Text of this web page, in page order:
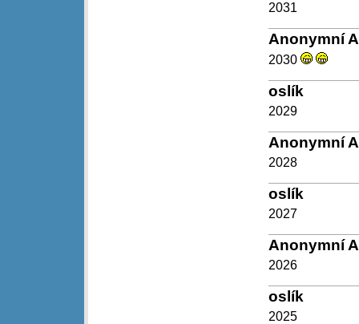
2031
Anonymní
2030
oslík
2029
Anonymní
2028
oslík
2027
Anonymní
2026
oslík
2025